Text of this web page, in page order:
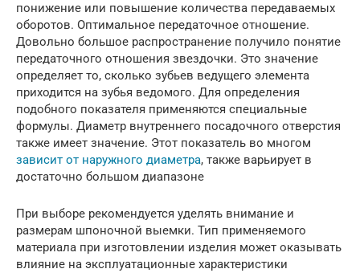
понижение или повышение количества передаваемых
оборотов. Оптимальное передаточное отношение.
Довольно большое распространение получило понятие
передаточного отношения звездочки. Это значение
определяет то, сколько зубьев ведущего элемента
приходится на зубья ведомого. Для определения
подобного показателя применяются специальные
формулы. Диаметр внутреннего посадочного отверстия
также имеет значение. Этот показатель во многом
зависит от наружного диаметра, также варьирует в
достаточно большом диапазоне
При выборе рекомендуется уделять внимание и
размерам шпоночной выемки. Тип применяемого
материала при изготовлении изделия может оказывать
влияние на эксплуатационные характеристики